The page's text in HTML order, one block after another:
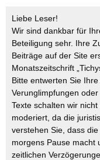
Liebe Leser!
Wir sind dankbar für
Beteiligung sehr. Ihre
Beiträge auf der Site
Monatszeitschrift
Bitte entwerten Sie
Verunglimpfungen
Texte schalten wir
moderiert, da die
verstehen Sie, dass
morgens Pause macht
zeitlichen